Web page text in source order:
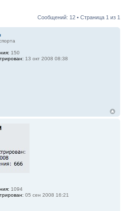
Сообщений: 12 • Страница 1 из 1
150
13 окт 2008 08:38
1094
05 сен 2008 16:21